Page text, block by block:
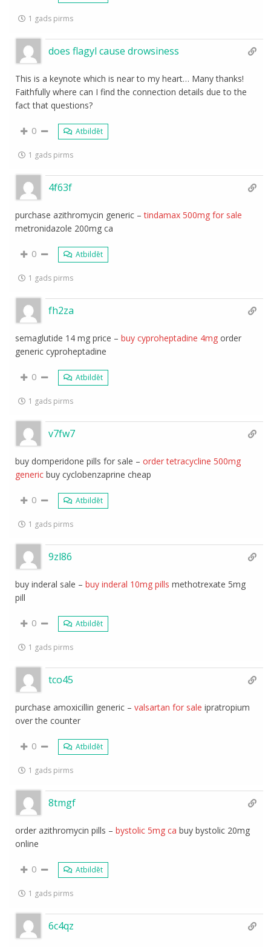
1 gads pirms
does flagyl cause drowsiness
This is a keynote which is near to my heart… Many thanks!
Faithfully where can I find the connection details due to the
fact that questions?
0 Atbildēt
1 gads pirms
4f63f
purchase azithromycin generic –tindamax 500mg for sale
metronidazole 200mg ca
0 Atbildēt
1 gads pirms
fh2za
semaglutide 14 mg price –buy cyproheptadine 4mg order
generic cyproheptadine
0 Atbildēt
1 gads pirms
v7fw7
buy domperidone pills for sale –order tetracycline 500mg
generic buy cyclobenzaprine cheap
0 Atbildēt
1 gads pirms
9zl86
buy inderal sale –buy inderal 10mg pills methotrexate 5mg
pill
0 Atbildēt
1 gads pirms
tco45
purchase amoxicillin generic –valsartan for sale ipratropium
over the counter
0 Atbildēt
1 gads pirms
8tmgf
order azithromycin pills –bystolic 5mg ca buy bystolic 20mg
online
0 Atbildēt
1 gads pirms
6c4qz